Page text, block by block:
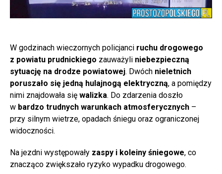
W godzinach wieczornych policjanci ruchu drogowego
z powiatu prudnickiego zauważyli niebezpieczną
sytuację na drodze powiatowej. Dwóch nieletnich
poruszało się jedną hulajnogą elektryczną, a pomiędzy
nimi znajdowała się walizka. Do zdarzenia doszło
w bardzo trudnych warunkach atmosferycznych –
przy silnym wietrze, opadach śniegu oraz ograniczonej
widoczności.
Na jezdni występowały zaspy i koleiny śniegowe, co
znacząco zwiększało ryzyko wypadku drogowego.